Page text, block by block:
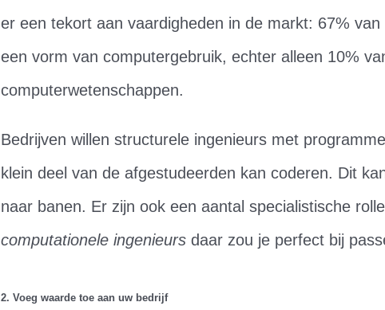
er een tekort aan vaardigheden in de markt: 67%
een vorm van computergebruik, echter alleen 10%
computerwetenschappen.
Bedrijven willen structurele ingenieurs met
klein deel van de afgestudeerden kan coderen. Dit
naar banen. Er zijn ook een aantal specialistische
computationele ingenieursdaar zou je perfect bij
2. Voeg waarde toe aan uw bedrijf